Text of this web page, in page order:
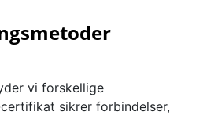
vi forskellige
sikrer forbindelser,